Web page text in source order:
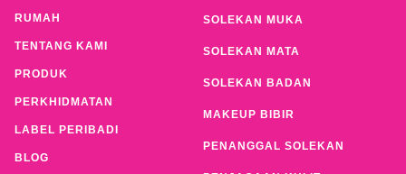
RUMAH
TENTANG KAMI
PRODUK
PERKHIDMATAN
LABEL PERIBADI
BLOG
SOLEKAN MUKA
SOLEKAN MATA
SOLEKAN BADAN
MAKEUP BIBIR
PENANGGAL SOLEKAN